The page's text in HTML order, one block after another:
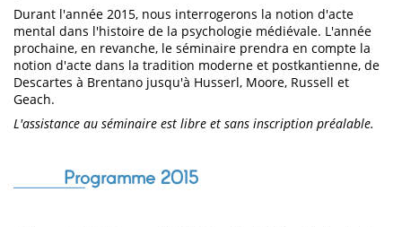
Durant l'année 2015, nous interrogerons la notion d'acte
mental dans l'histoire de la psychologie médiévale. L'année
prochaine, en revanche, le séminaire prendra en compte la
notion d'acte dans la tradition moderne et postkantienne, de
Descartes à Brentano jusqu'à Husserl, Moore, Russell et
Geach.
L'assistance au séminaire est libre et sans inscription préalable.
Programme 2015